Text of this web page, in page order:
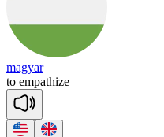
magyar
to empathize